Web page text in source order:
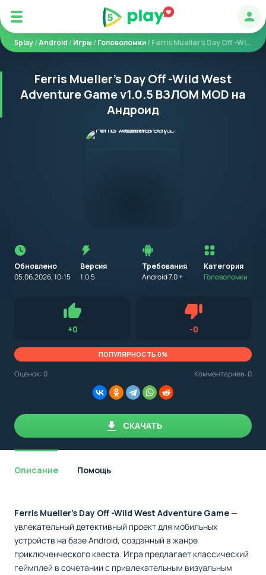
5play/Android /Игры /Головоломки/ Ferris Mueller's Day Off -Wild West Adventure Game
Ferris Mueller's Day Off -Wild West
Adventure Game v1.0.5 ВЗЛОМ MOD на
Андроид
Обновлено
05.06.2026, 10:15
Версия
1.0.5
Требования
Android 7.0 +
установкой
приложения
на
устройство
с
указываем
минимальные
необходимые
Категория
Головоломки
обращать внимание на установленную версию Android
OS. Мы указываем минимально необходимую версию для
+0Нравится -0Не нравится
ПОПУЛЯРНОСТЬ 0%
Оценок: 0 Комментариев: 0
СКАЧАТЬ
Описание Помощь
Ferris Mueller's Day Off -Wild West Adventure Game—
увлекательный детективный проект для мобильных
устройств на базе Android, созданный в жанре
приключенческого квеста. Игра предлагает классический
геймплей в сочетании с привлекательным визуальным